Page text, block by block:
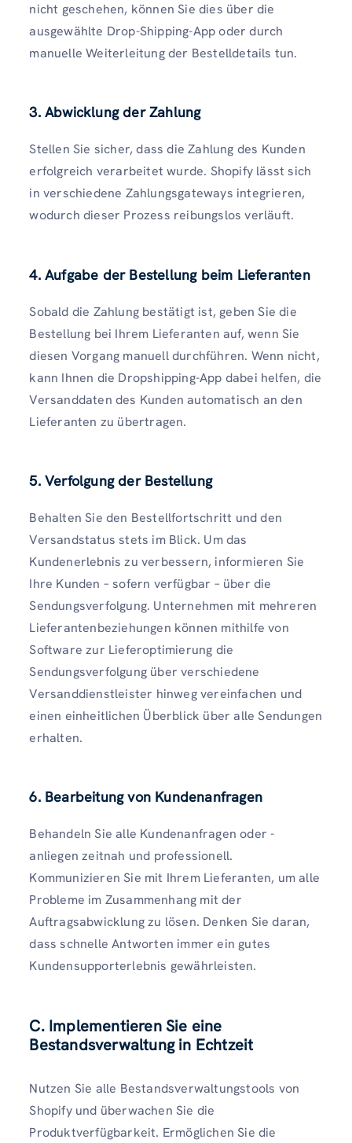
nicht geschehen, können Sie dies über die
ausgewählte Drop-Shipping-App oder durch
manuelle Weiterleitung der Bestelldetails tun.
3. Abwicklung der Zahlung
Stellen Sie sicher, dass die Zahlung des Kunden
erfolgreich verarbeitet wurde. Shopify lässt sich
in verschiedene Zahlungsgateways integrieren,
wodurch dieser Prozess reibungslos verläuft.
4. Aufgabe der Bestellung beim Lieferanten
Sobald die Zahlung bestätigt ist, geben Sie die
Bestellung bei Ihrem Lieferanten auf, wenn Sie
diesen Vorgang manuell durchführen. Wenn nicht,
kann Ihnen die Dropshipping-App dabei helfen, die
Versanddaten des Kunden automatisch an den
Lieferanten zu übertragen.
5. Verfolgung der Bestellung
Behalten Sie den Bestellfortschritt und den
Versandstatus stets im Blick. Um das
Kundenerlebnis zu verbessern, informieren Sie
Ihre Kunden – sofern verfügbar – über die
Sendungsverfolgung. Unternehmen mit mehreren
Lieferantenbeziehungen können mithilfe von
Software zur Lieferoptimierung die
Sendungsverfolgung über verschiedene
Versanddienstleister hinweg vereinfachen und
einen einheitlichen Überblick über alle Sendungen
erhalten.
6. Bearbeitung von Kundenanfragen
Behandeln Sie alle Kundenanfragen oder -
anliegen zeitnah und professionell.
Kommunizieren Sie mit Ihrem Lieferanten, um alle
Probleme im Zusammenhang mit der
Auftragsabwicklung zu lösen. Denken Sie daran,
dass schnelle Antworten immer ein gutes
Kundensupporterlebnis gewährleisten.
C. Implementieren Sie eine
Bestandsverwaltung in Echtzeit
Nutzen Sie alle Bestandsverwaltungstools von
Shopify und überwachen Sie die
Produktverfügbarkeit. Ermöglichen Sie die